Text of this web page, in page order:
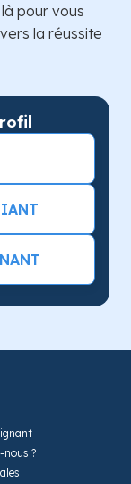
pour vous
la réussite
nous ?